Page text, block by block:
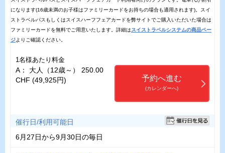
になります(16歳未満のお子様はファミリーカードをお持ちの場合も適用されます)。スイ
ストラベルパスもしくはスイスハーフフェアカードを弊サイトでご購入いただいた場合は
ファミリーカードを無料でご用意いたします。詳細はスイストラベルシステムの商品ペー
ジよりご確認ください。
1名様あたり料金
A： 大人（12歳～） 250.00
CHF (49,925円)
予約へ進む
(カレンダーへ)
催行日/利用可能日
6月27日から9月30日の毎日